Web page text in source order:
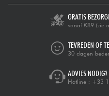
GRATIS
vanaf €89 (zie
TEVREDEN OF
30 dagen
ADVIES NODIG?
Hotline : +33